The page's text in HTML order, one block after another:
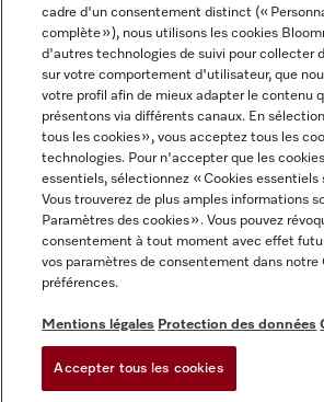
Informations légales
CGV
Conditions d’utilisation
Déclaration d'accessibilité
Digital Services Act
Miele sur Instagram
Miele sur Youtube
cadre d'un consentement distinct («
complète »), nous utilisons les cookies
d'autres technologies de suivi pour collecter
sur votre comportement d'utilisateur, que
votre profil afin de mieux adapter le contenu
présentons via différents canaux. En
tous les cookies », vous acceptez tous les
technologies. Pour n'accepter que les
essentiels, sélectionnez « Cookies
Vous trouverez de plus amples informations
Paramètres des cookies ». Vous pouvez
consentement à tout moment avec effet
vos paramètres de consentement dans notre
préférences.
Mentions légales Protection des données
Accepter tous les cookies